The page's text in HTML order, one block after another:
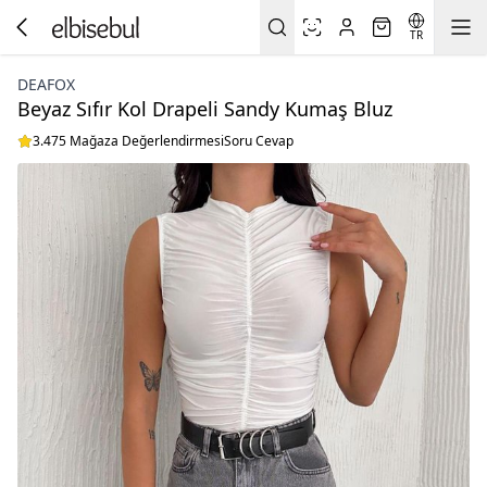
TR
DEAFOX
Beyaz Sıfır Kol Drapeli Sandy Kumaş Bluz
3.475 Mağaza DeğerlendirmesiSoru Cevap